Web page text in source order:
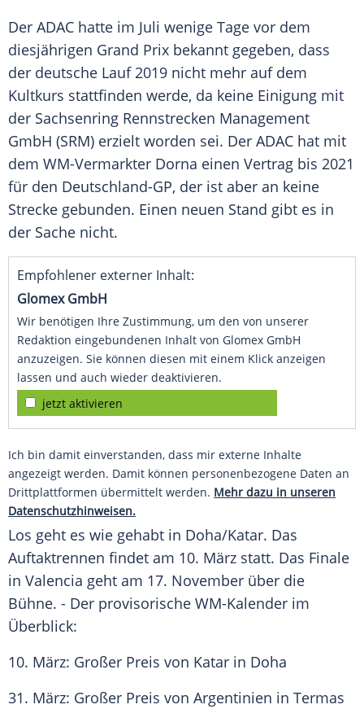
Der ADAC hatte im Juli wenige Tage vor dem
diesjährigen Grand Prix bekannt gegeben, dass
der deutsche Lauf 2019 nicht mehr auf dem
Kultkurs stattfinden werde, da keine Einigung mit
der Sachsenring Rennstrecken Management
GmbH (SRM) erzielt worden sei. Der ADAC hat mit
dem WM-Vermarkter Dorna einen Vertrag bis 2021
für den Deutschland-GP, der ist aber an keine
Strecke gebunden. Einen neuen Stand gibt es in
der Sache nicht.
Empfohlener externer Inhalt:
Glomex GmbH
Wir benötigen Ihre Zustimmung, um den von unserer
Redaktion eingebundenen Inhalt von Glomex GmbH
anzuzeigen. Sie können diesen mit einem Klick anzeigen
lassen und auch wieder deaktivieren.
jetzt aktivieren
Ich bin damit einverstanden, dass mir externe Inhalte
angezeigt werden. Damit können personenbezogene Daten an
Drittplattformen übermittelt werden. Mehr dazu in unseren
Datenschutzhinweisen.
Los geht es wie gehabt in Doha/Katar. Das
Auftaktrennen findet am 10. März statt. Das Finale
in Valencia geht am 17. November über die
Bühne. - Der provisorische WM-Kalender im
Überblick:
10. März: Großer Preis von Katar in Doha
31. März: Großer Preis von Argentinien in Termas